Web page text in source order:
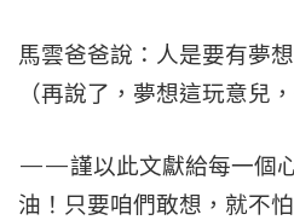
馬雲爸爸說：人是要有夢
（再說了，夢想這玩意兒
——謹以此文獻給每一個
油！只要咱們敢想，就不